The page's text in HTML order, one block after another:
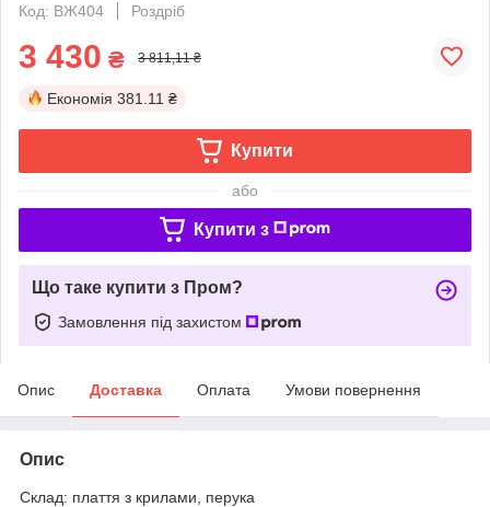
Код: ВЖ404
Роздріб
3 430 ₴ 3 811,11 ₴
Економія 381.11 ₴
Купити
або
Купити з
Що таке купити з Пром?
Замовлення під захистом
Опис Доставка Оплата Умови повернення
Опис
Склад: плаття з крилами, перука